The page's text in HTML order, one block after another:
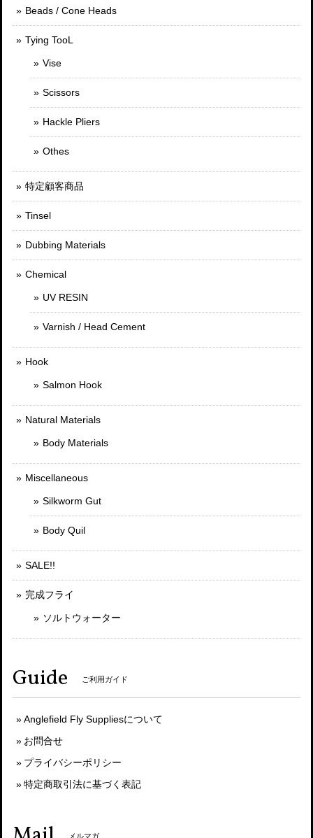
Beads / Cone Heads
Tying TooL
Vise
Scissors
Hackle Pliers
Othes
特定顧客商品
Tinsel
Dubbing Materials
Chemical
UV RESIN
Varnish / Head Cement
Hook
Salmon Hook
Natural Materials
Body Materials
Miscellaneous
Silkworm Gut
Body Quil
SALE!!
完成フライ
ソルトウォーター
Guide ご利用ガイド
Anglefield Fly Suppliesについて
お問合せ
プライバシーポリシー
特定商取引法に基づく表記
メルマガ